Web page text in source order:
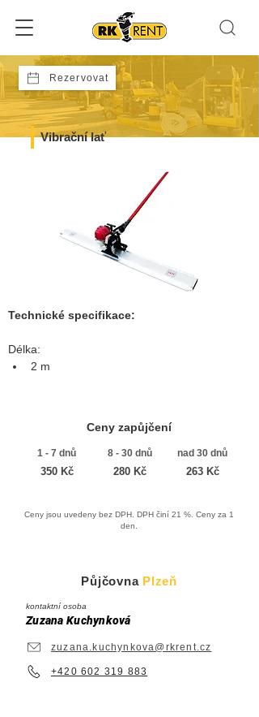
Rezervovat
Vibrační lať
Technické specifikace:
Délka:
2 m
350 Kč 280 Kč 263 Kč
1 - 7 dnů 8 - 30 dnů nad 30 dnů
Ceny zapůjčení
Ceny jsou uvedeny bez DPH. DPH činí 21 %. Ceny za 1
den.
kontaktní osoba
Zuzana Kuchynková
zuzana.kuchynkova@rkrent.cz
+420 602 319 883
Půjčovna Plzeň